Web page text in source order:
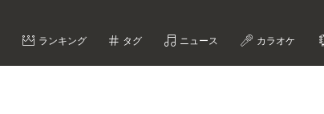
ランキング タグ ニュース カラオケ